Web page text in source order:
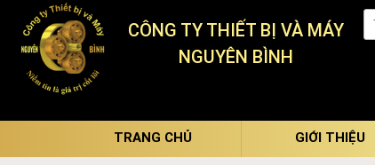
CÔNG TY THIẾT BỊ VÀ MÁY
NGUYÊN BÌNH
TRANG CHỦ GIỚI THIỆU